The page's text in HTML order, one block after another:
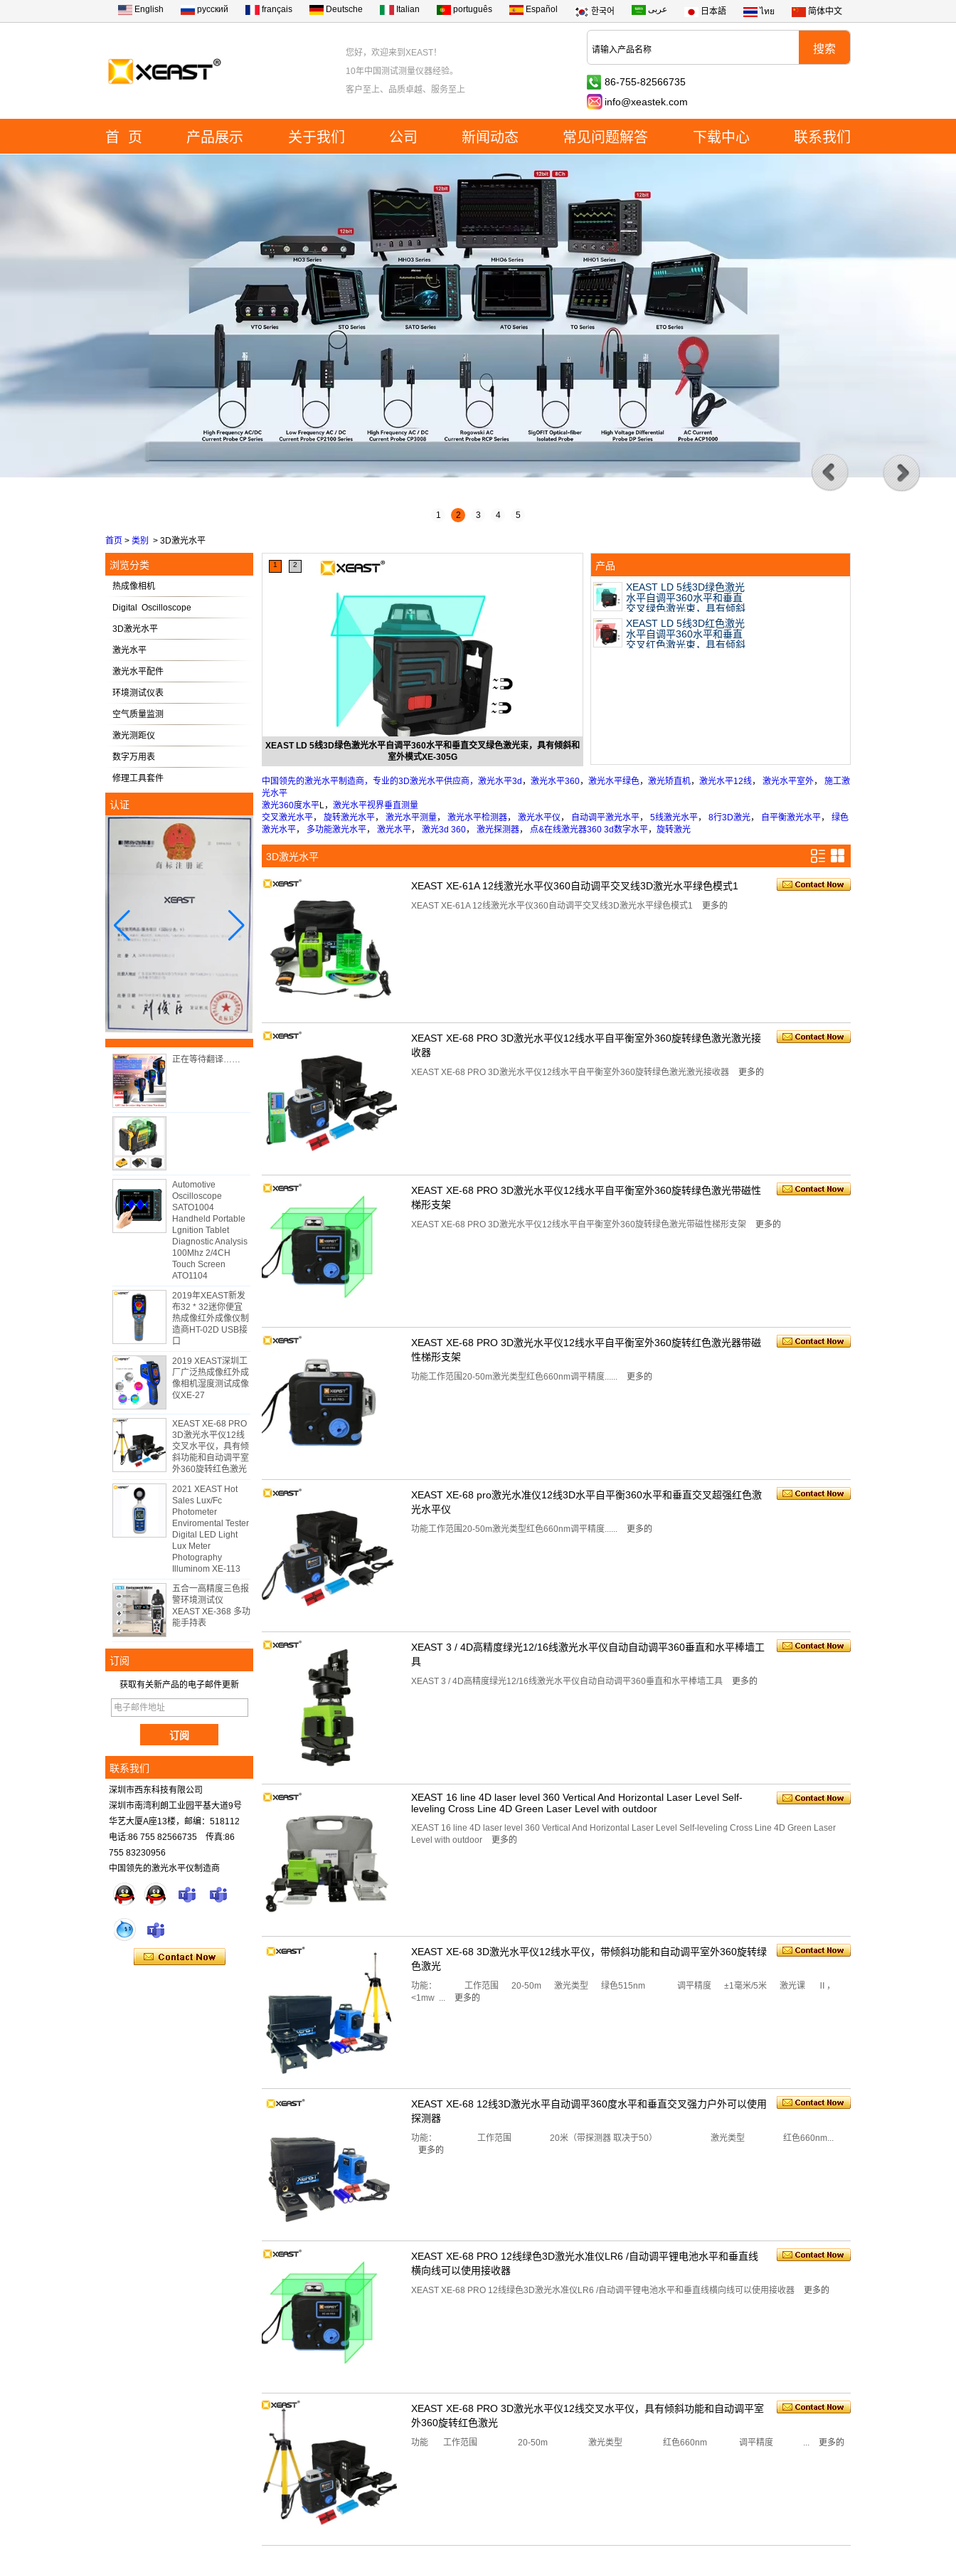
English русский français Deutsche Italian português Español 한국어 عربى 日本語 ไทย 简体中文
您好，欢迎来到XEAST！
10年中国测试测量仪器经验。
客户至上、品质卓越、服务至上
86-755-82566735
info@xeastek.com
首 页 产品展示 关于我们 公司 新闻动态 常见问题解答 下载中心 联系我们
1 2 3 4 5
首页 > 类别 > 3D激光水平
浏览分类
热成像相机
Digital Oscilloscope
3D激光水平
激光水平
激光水平配件
环境测试仪表
空气质量监测
激光测距仪
数字万用表
修理工具套件
认证
正在等待翻译……
Automotive
Oscilloscope
SATO1004
Handheld Portable
Lgnition Tablet
Diagnostic Analysis
100Mhz 2/4CH
Touch Screen
ATO1104
2019年XEAST新发
布32 * 32迷你便宜
热成像红外成像仪制
造商HT-02D USB接
口
2019 XEAST深圳工
厂广泛热成像红外成
像相机湿度测试成像
仪XE-27
XEAST XE-68 PRO
3D激光水平仪12线
交叉水平仪，具有倾
斜功能和自动调平室
外360旋转红色激光
2021 XEAST Hot
Sales Lux/Fc
Photometer
Enviromental Tester
Digital LED Light
Lux Meter
Photography
Illuminom XE-113
五合一高精度三色报
警环境测试仪
XEAST XE-368 多功
能手持表
订阅
获取有关新产品的电子邮件更新
联系我们
深圳市西东科技有限公司
深圳市南湾利朗工业园平基大道9号
华艺大厦A座13楼，邮编：518112
电话:86 755 82566735 传真:86
755 83230956
中国领先的激光水平仪制造商
1 2
XEAST LD 5线3D绿色激光水平自调平360水平和垂直交叉绿色激光束，具有倾斜和
室外模式XE-305G
产品
XEAST LD 5线3D绿色激光
水平自调平360水平和垂直
交叉绿色激光束，具有倾斜
和室外模式XE-305G
XEAST LD 5线3D红色激光
水平自调平360水平和垂直
交叉红色激光束，具有倾斜
中国领先的激光水平制造商，专业的3D激光水平供应商，激光水平3d ， 激光水平360， 激光水平绿色， 激光矫直机， 激光水平12线， 激光水平室外， 施工激
光水平
激光360度水平L， 激光水平视界垂直测量
交叉激光水平， 旋转激光水平， 激光水平测量， 激光水平检测器， 激光水平仪 ， 自动调平激光水平， 5线激光水平， 8行3D激光， 自平衡激光水平， 绿色
激光水平， 多功能激光水平， 激光水平， 激光3d 360， 激光探测器， 点&在线激光器360 3d数字水平， 旋转激光
3D激光水平
XEAST XE-61A 12线激光水平仪360自动调平交叉线3D激光水平绿色模式1
XEAST XE-61A 12线激光水平仪360自动调平交叉线3D激光水平绿色模式1 更多的
XEAST XE-68 PRO 3D激光水平仪12线水平自平衡室外360旋转绿色激光激光接
收器
XEAST XE-68 PRO 3D激光水平仪12线水平自平衡室外360旋转绿色激光激光接收器 更多的
XEAST XE-68 PRO 3D激光水平仪12线水平自平衡室外360旋转绿色激光带磁性
梯形支架
XEAST XE-68 PRO 3D激光水平仪12线水平自平衡室外360旋转绿色激光带磁性梯形支架 更多的
XEAST XE-68 PRO 3D激光水平仪12线水平自平衡室外360旋转红色激光器带磁
性梯形支架
功能工作范围20-50m激光类型红色660nm调平精度...... 更多的
XEAST XE-68 pro激光水准仪12线3D水平自平衡360水平和垂直交叉超强红色激
光水平仪
功能工作范围20-50m激光类型红色660nm调平精度...... 更多的
XEAST 3 / 4D高精度绿光12/16线激光水平仪自动自动调平360垂直和水平棒墙工
具
XEAST 3 / 4D高精度绿光12/16线激光水平仪自动自动调平360垂直和水平棒墙工具 更多的
XEAST 16 line 4D laser level 360 Vertical And Horizontal Laser Level Self-
leveling Cross Line 4D Green Laser Level with outdoor
XEAST 16 line 4D laser level 360 Vertical And Horizontal Laser Level Self-leveling Cross Line 4D Green Laser
Level with outdoor
更多的
XEAST XE-68 3D激光水平仪12线水平仪，带倾斜功能和自动调平室外360旋转绿
色激光
功能： 工作范围 20-50m 激光类型 绿色515nm 调平精度 ±1毫米/5米 激光课 Ⅱ，
<1mw ...
更多的
XEAST XE-68 12线3D激光水平自动调平360度水平和垂直交叉强力户外可以使用
探测器
功能： 工作范围 20米（带探测器 取决于50） 激光类型 红色660nm...
更多的
XEAST XE-68 PRO 12线绿色3D激光水准仪LR6 /自动调平锂电池水平和垂直线
横向线可以使用接收器
XEAST XE-68 PRO 12线绿色3D激光水准仪LR6 /自动调平锂电池水平和垂直线横向线可以使用接收器 更多的
XEAST XE-68 PRO 3D激光水平仪12线交叉水平仪，具有倾斜功能和自动调平室
外360旋转红色激光
功能 工作范围 20-50m 激光类型 红色660nm 调平精度 ... 更多的